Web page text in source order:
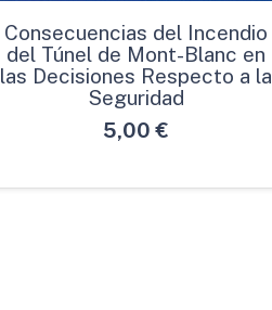
Consecuencias del Incendio
del Túnel de Mont-Blanc en
las Decisiones Respecto a la
Seguridad
5,00 €